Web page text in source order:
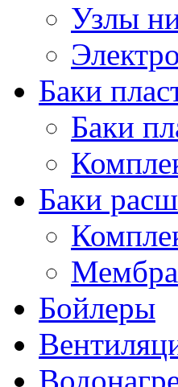
Узлы
Баки
Баки
Баки
Бойлеры